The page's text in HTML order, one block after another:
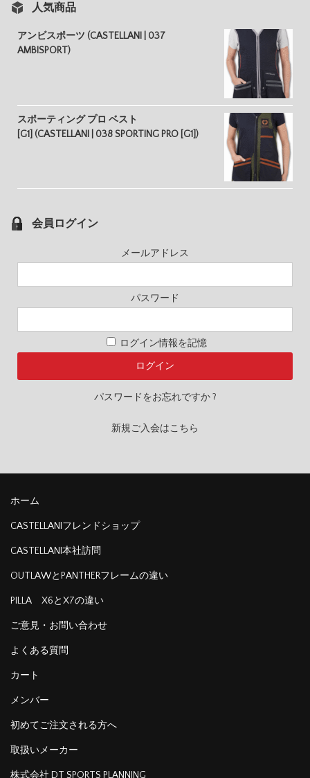
人気商品
アンビスポーツ (CASTELLANI | 037
AMBISPORT)
スポーティング プロ ベスト
[G1] (CASTELLANI | 038 SPORTING PRO [G1])
会員ログイン
メールアドレス
パスワード
ログイン情報を記憶
パスワードをお忘れですか ?
新規ご入会はこちら
ホーム
CASTELLANIフレンドショップ
CASTELLANI本社訪問
OUTLAWとPANTHERフレームの違い
PILLA X6とX7の違い
ご意見・お問い合わせ
よくある質問
カート
メンバー
初めてご注文される方へ
取扱いメーカー
株式会社 DT SPORTS PLANNING